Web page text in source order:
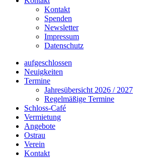
Kontakt
Spenden
Newsletter
Impressum
Datenschutz
aufgeschlossen
Neuigkeiten
Termine
Jahresübersicht 2026 / 2027
Regelmäßige Termine
Schloss-Café
Vermietung
Angebote
Ostrau
Verein
Kontakt